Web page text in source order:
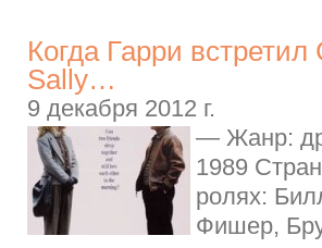
Когда Гарри
Sally…
9 декабря 2012 г.
— Жанр:
1989
ролях:
Фишер,